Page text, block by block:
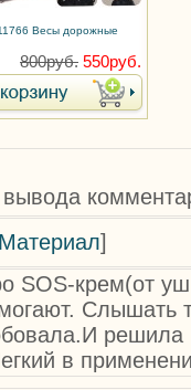
Весы дорожные
800руб. 550руб.
Материал]
SOS-крем(от
Слышать
решила
в